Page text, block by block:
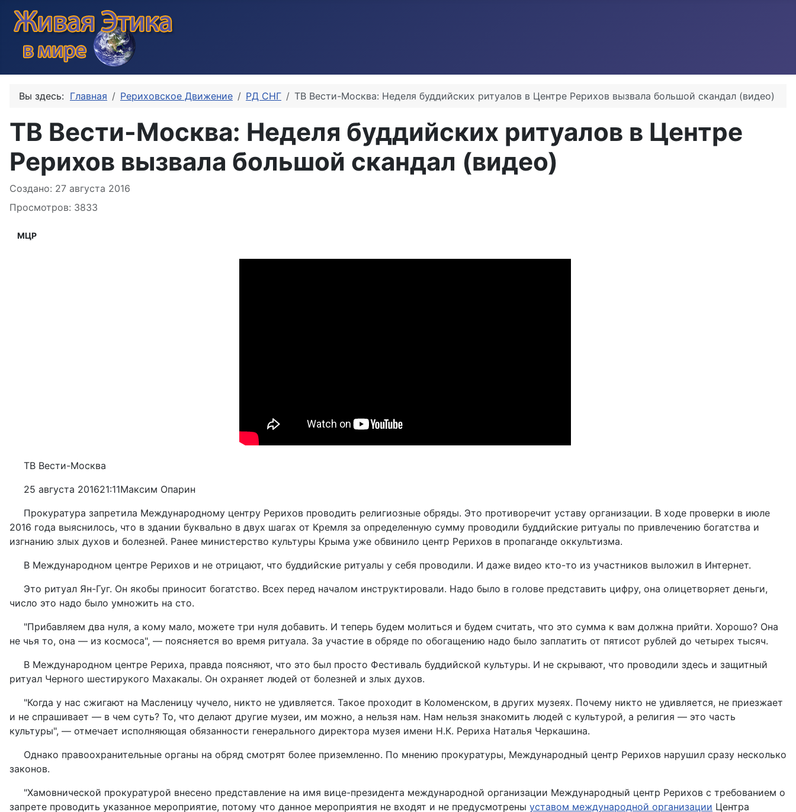
Вы здесь: Главная Рериховское Движение РД СНГ ТВ Вести-Москва: Неделя буддийских ритуалов в Центре Рерихов вызвала большой скандал (видео)
ТВ Вести-Москва: Неделя буддийских ритуалов в Центре
Рерихов вызвала большой скандал (видео)
Информация о материале
Создано: 27 августа 2016
Просмотров: 3833
МЦР
ТВ Вести-Москва
25 августа 201621:11Максим Опарин
Прокуратура запретила Международному центру Рерихов проводить религиозные обряды. Это противоречит уставу организации. В ходе проверки в июле
2016 года выяснилось, что в здании буквально в двух шагах от Кремля за определенную сумму проводили буддийские ритуалы по привлечению богатства и
изгнанию злых духов и болезней. Ранее министерство культуры Крыма уже обвинило центр Рерихов в пропаганде оккультизма.
В Международном центре Рерихов и не отрицают, что буддийские ритуалы у себя проводили. И даже видео кто-то из участников выложил в Интернет.
Это ритуал Ян-Гуг. Он якобы приносит богатство. Всех перед началом инструктировали. Надо было в голове представить цифру, она олицетворяет деньги,
число это надо было умножить на сто.
"Прибавляем два нуля, а кому мало, можете три нуля добавить. И теперь будем молиться и будем считать, что это сумма к вам должна прийти. Хорошо? Она
не чья то, она — из космоса", — поясняется во время ритуала. За участие в обряде по обогащению надо было заплатить от пятисот рублей до четырех тысяч.
В Международном центре Рериха, правда поясняют, что это был просто Фестиваль буддийской культуры. И не скрывают, что проводили здесь и защитный
ритуал Черного шестирукого Махакалы. Он охраняет людей от болезней и злых духов.
"Когда у нас сжигают на Масленицу чучело, никто не удивляется. Такое проходит в Коломенском, в других музеях. Почему никто не удивляется, не приезжает
и не спрашивает — в чем суть? То, что делают другие музеи, им можно, а нельзя нам. Нам нельзя знакомить людей с культурой, а религия — это часть
культуры", — отмечает исполняющая обязанности генерального директора музея имени Н.К. Рериха Наталья Черкашина.
Однако правоохранительные органы на обряд смотрят более приземленно. По мнению прокуратуры, Международный центр Рерихов нарушил сразу несколько
законов.
"Хамовнической прокуратурой внесено представление на имя вице-президента международной организации Международный центр Рерихов с требованием о
запрете проводить указанное мероприятие, потому что данное мероприятия не входят и не предусмотрены уставом международной организации Центра